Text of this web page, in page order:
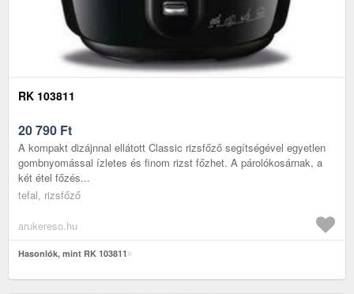
RK 103811
20 790 Ft
A kompakt dizájnnal ellátott Classic rizsfőző segítségével egyetlen
gombnyomással ízletes és finom rizst főzhet. A párolókosárnak, a
két étel főzés...
tefal, rizsfőző
arukereso.hu
Hasonlók, mint RK 103811